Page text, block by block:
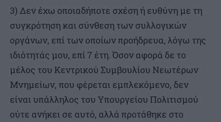
3) Δεν έχω οποιαδήποτε σχέση ή ευθύνη με τη
συγκρότηση και σύνθεση των συλλογικών
οργάνων, επί των οποίων προήδρευα, λόγω της
ιδιότητάς μου, επί 7 έτη. Όσον αφορά δε το
μέλος του Κεντρικού Συμβουλίου Νεωτέρων
Μνημείων, που φέρεται εμπλεκόμενο, δεν
είναι υπάλληλος του Υπουργείου Πολιτισμού
ούτε ανήκει σε αυτό, αλλά προτάθηκε στο